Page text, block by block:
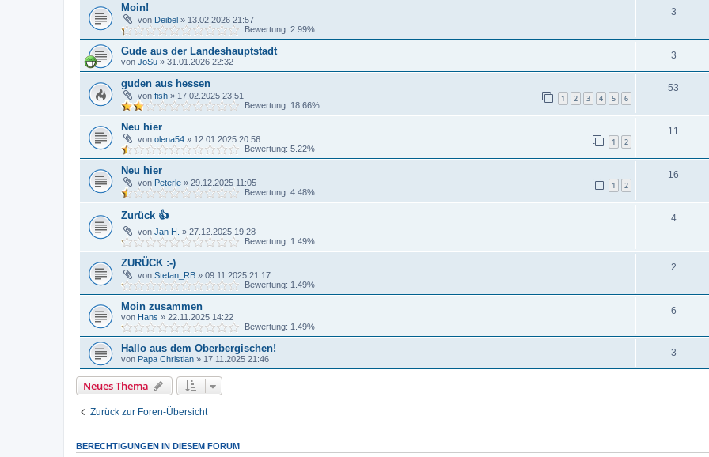
Moin!
von Deibel » 13.02.2026 21:57
Bewertung: 2.99%
3
Gude aus der Landeshauptstadt
von JoSu » 31.01.2026 22:32
3
guden aus hessen
von fish » 17.02.2025 23:51 1 2 3 4 5 6
Bewertung: 18.66%
53
Neu hier
von olena54 » 12.01.2025 20:56 1 2
Bewertung: 5.22%
11
Neu hier
von Peterle » 29.12.2025 11:05 1 2
Bewertung: 4.48%
16
Zurück 👍
von Jan H. » 27.12.2025 19:28
Bewertung: 1.49%
4
ZURÜCK :-)
von Stefan_RB » 09.11.2025 21:17
Bewertung: 1.49%
2
Moin zusammen
von Hans » 22.11.2025 14:22
Bewertung: 1.49%
6
Hallo aus dem Oberbergischen!
von Papa Christian » 17.11.2025 21:46
3
Neues Thema
Zurück zur Foren-Übersicht
BERECHTIGUNGEN IN DIESEM FORUM